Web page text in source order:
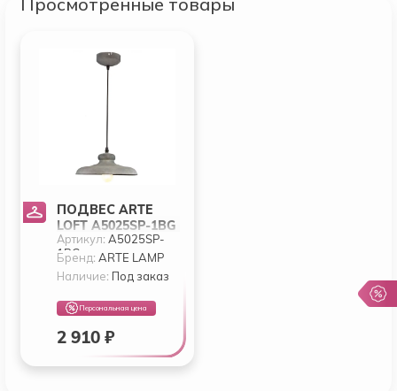
ПОДВЕС ARTE
LOFT A5025SP-1BG
Артикул:A5025SP-
1BG
Бренд:ARTE LAMP
Наличие: Под заказ
Персональная цена
2 910 ₽